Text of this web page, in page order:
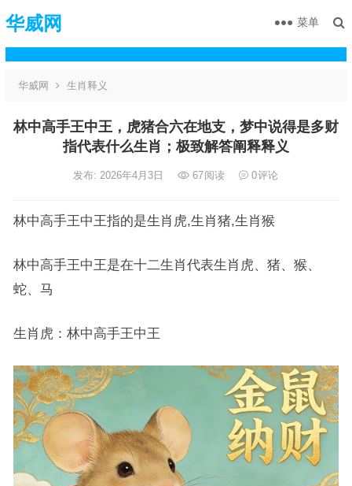
华威网 菜单
华威网 生肖释义
林中高手王中王，虎猪合六在地支，梦中说得是多财
指代表什么生肖；极致解答阐释释义
发布: 2026年4月3日 67阅读 0评论
林中高手王中王指的是生肖虎,生肖猪,生肖猴
林中高手王中王是在十二生肖代表生肖虎、猪、猴、
蛇、马
生肖虎：林中高手王中王